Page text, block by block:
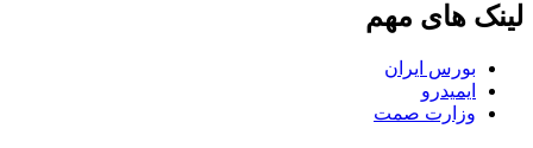
لینک های مهم
بورس ایران
ایمیدرو
وزارت صمت